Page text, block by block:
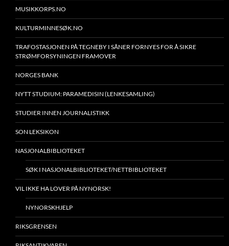
MUSIKKORPS.NO
KULTURMINNESØK.NO
TRAFOSTASJONEN PÅ TEGNEBY I SÅNER FORNYES FOR Å SIKRE
STRØMFORSYNINGEN FRAMOVER
NORGES BANK
NYTT STUDIUM: PARAMEDISIN (LENKESAMLING)
STUDIER INNEN JOURNALISTIKK
SON LEKSIKON
NASJONALBIBLIOTEKET
SØK I NASJONALBIBLIOTEKET/NETTBIBLIOTEKET
VIL IKKE HA LOVER PÅ NYNORSK!
NYNORSKHJELP
RIKSGRENSEN